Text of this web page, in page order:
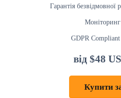
Гарантія безвідмовної
GDPR
від $48
Купити